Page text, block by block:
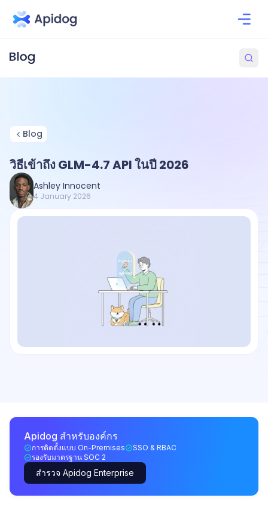
Blog
วิธีเข้าถึง GLM-4.7 API ในปี 2026
Ashley Innocent
4 January 2026
Apidog สำหรับองค์กร
การติดตั้งแบบ On-Premises
SSO & RBAC
รองรับมาตรฐาน SOC 2
สำรวจ Apidog Enterprise